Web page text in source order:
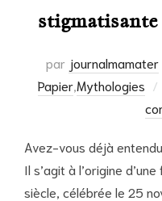
par journalmamater
Papier Mythologies
Avez-vous déjà
Il s’agit à l’origine
siècle, célébrée le 25